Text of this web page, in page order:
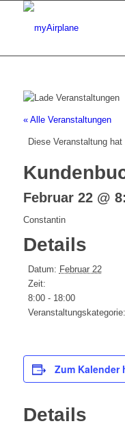
« Alle Veranstaltungen
Diese Veranstaltung
Februar 22 @
Constantin
Details
Datum: Februar 22
Zeit:
8:00 - 18:00
Veranstaltungskategorie:
Zum Kalender
Details